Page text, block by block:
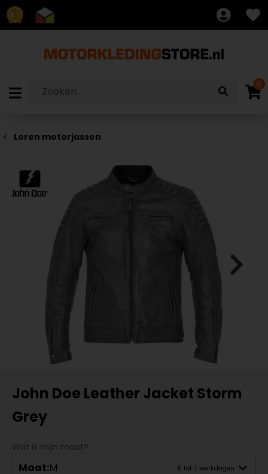
8.7
0
Leren motorjassen
John Doe Leather Jacket Storm
Grey
Wat is mijn maat?
Maat:M 5 tot 7 werkdagen